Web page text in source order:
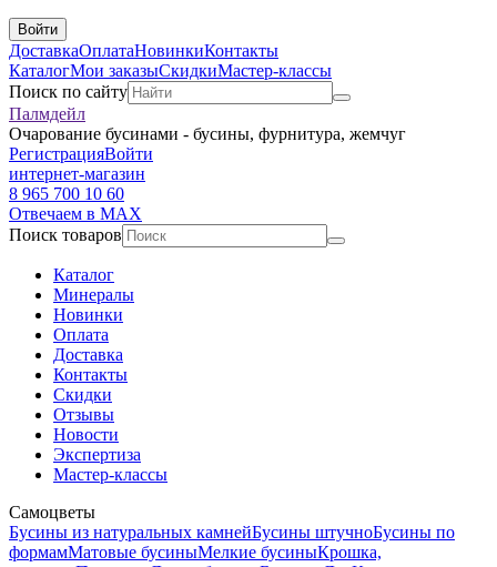
Войти
ДоставкаОплатаНовинкиКонтакты
КаталогМои заказыСкидкиМастер-классы
Поиск по сайту
Палмдейл
Очарование бусинами - бусины, фурнитура, жемчуг
РегистрацияВойти
интернет-магазин
8 965 700 10 60
Отвечаем в MAX
Поиск товаров
Каталог
Минералы
Новинки
Оплата
Доставка
Контакты
Скидки
Отзывы
Новости
Экспертиза
Мастер-классы
Самоцветы
Бусины из натуральных камнейБусины штучноБусины по
формамМатовые бусиныМелкие бусиныКрошка,